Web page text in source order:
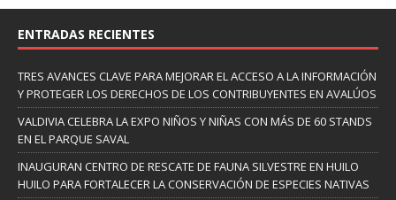
ENTRADAS RECIENTES
TRES AVANCES CLAVE PARA MEJORAR EL ACCESO A LA INFORMACIÓN
Y PROTEGER LOS DERECHOS DE LOS CONTRIBUYENTES EN AVALÚOS
VALDIVIA CELEBRA LA EXPO NIÑOS Y NIÑAS CON MÁS DE 60 STANDS
EN EL PARQUE SAVAL
INAUGURAN CENTRO DE RESCATE DE FAUNA SILVESTRE EN HUILO
HUILO PARA FORTALECER LA CONSERVACIÓN DE ESPECIES NATIVAS